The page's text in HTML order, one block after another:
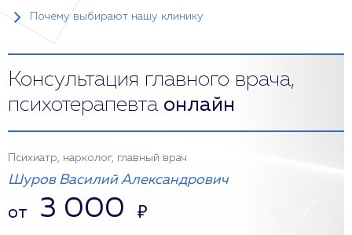
Почему выбирают нашу клинику
Консультация главного врача,
психотерапевта онлайн
Психиатр, нарколог, главный врач
Шуров Василий Александрович
от 3 000 ₽